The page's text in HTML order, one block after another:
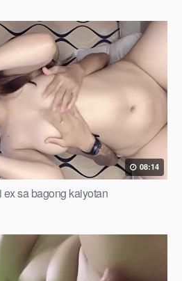
08:14
ex sa bagong kaiyotan